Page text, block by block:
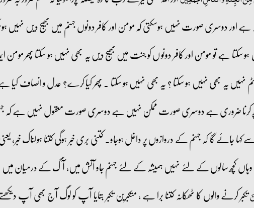
ہے اور دوسری صورت نہیں ہوسکتی کہ مومن اور کافر دونوں جہنم میں بھیج دیں نہیں
سکتا ہے تو مومن اور کافر دونو ں کو جنت میں بھیج دیں یہ بھی نہیں ہو سکتا پھر مومن
نہیں یہ بھی نہیں ہو سکتا ؟ یہ بھی نہیں ہو سکتا ۔ پھر کیا کرے؟ عدل و انصاف
کرنا ضروری ہے دوسری صورت ممکن نہیں ہے دوسری صورت معقول نہیں ہے کہ
جائے گا کہ جہنم کے دروازوں پر داخل ہوجاو۔ کتنی بری خبر ہوگی کتنا ہولناک خبر،
کچھ سالوں کے لئے نہیں ہمیشہ کے لئے جہنم جاو آتش میں، آگ کے درمیان میں
تکبر کرنے والوں کا ٹھکانہ کتنا برا ہے ، متکبرین تکبر بتایا آپ کو لوگ آج بھی آپ